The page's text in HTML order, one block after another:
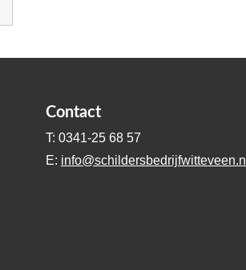
Contact
T: 0341-25 68 57
E: info@schildersbedrijfwitteveen.nl